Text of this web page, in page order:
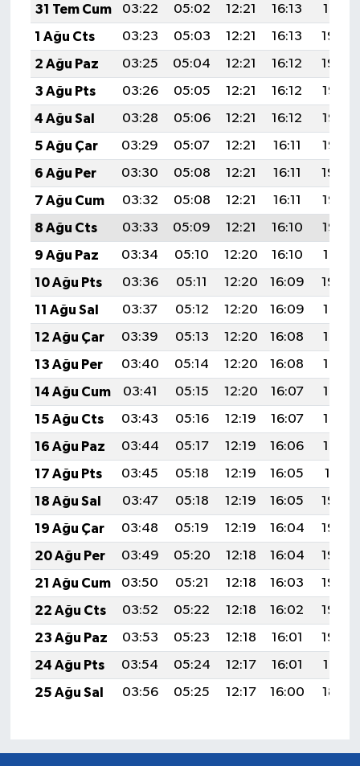
31 Tem Cum
03:22 05:02 12:21 16:13
19:31
1 Ağu Cts
03:23 05:03 12:21 16:13
19:30
2 Ağu Paz
03:25 05:04 12:21 16:12
19:29
3 Ağu Pts
03:26 05:05 12:21 16:12
19:27
4 Ağu Sal
03:28 05:06 12:21 16:12
19:26
5 Ağu Çar
03:29 05:07 12:21 16:11
19:25
6 Ağu Per
03:30 05:08 12:21 16:11
19:24
7 Ağu Cum
03:32 05:08 12:21 16:11
19:23
8 Ağu Cts
03:33 05:09 12:21 16:10
19:22
9 Ağu Paz
03:34 05:10 12:20 16:10
19:21
10 Ağu Pts
03:36 05:11 12:20 16:09
19:20
11 Ağu Sal
03:37 05:12 12:20 16:09
19:18
12 Ağu Çar
03:39 05:13 12:20 16:08
19:17
13 Ağu Per
03:40 05:14 12:20 16:08
19:16
14 Ağu Cum
03:41 05:15 12:20 16:07
19:15
15 Ağu Cts
03:43 05:16 12:19 16:07
19:13
16 Ağu Paz
03:44 05:17 12:19 16:06
19:12
17 Ağu Pts
03:45 05:18 12:19 16:05
19:11
18 Ağu Sal
03:47 05:18 12:19 16:05
19:09
19 Ağu Çar
03:48 05:19 12:19 16:04
19:08
20 Ağu Per
03:49 05:20 12:18 16:04
19:06
21 Ağu Cum
03:50 05:21 12:18 16:03
19:05
22 Ağu Cts
03:52 05:22 12:18 16:02
19:04
23 Ağu Paz
03:53 05:23 12:18 16:01
19:02
24 Ağu Pts
03:54 05:24 12:17 16:01
19:01
25 Ağu Sal
03:56 05:25 12:17 16:00 18:59